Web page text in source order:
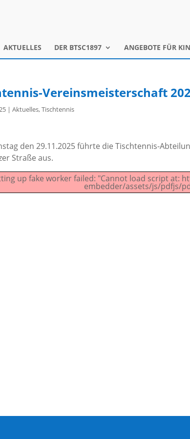
AKTUELLES DER BTSC1897 ANGEBOTE FÜR
Vereinsmeisterschaft
|Aktuelles,Tischtennis
den 29.11.2025 führte die Tischtennis-
Straße aus.
up fake worker failed: "Cannot load script at:
embedder/assets/js/pdfjs/